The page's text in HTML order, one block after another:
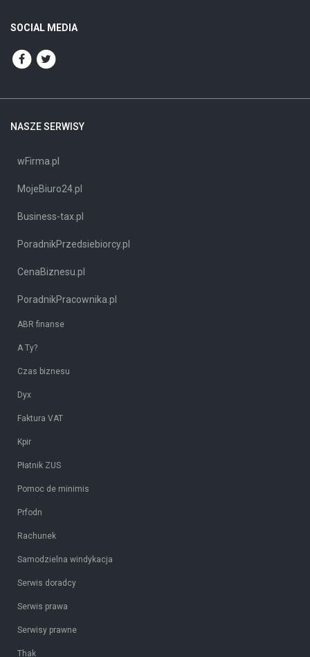
SOCIAL MEDIA
NASZE SERWISY
wFirma.pl
MojeBiuro24.pl
Business-tax.pl
PoradnikPrzedsiebiorcy.pl
CenaBiznesu.pl
PoradnikPracownika.pl
ABR finanse
A Ty?
Czas biznesu
Dyx
Faktura VAT
Kpir
Płatnik ZUS
Pomoc de minimis
Prfodn
Rachunek
Samodzielna windykacja
Serwis doradcy
Serwis prawa
Serwisy prawne
Thak